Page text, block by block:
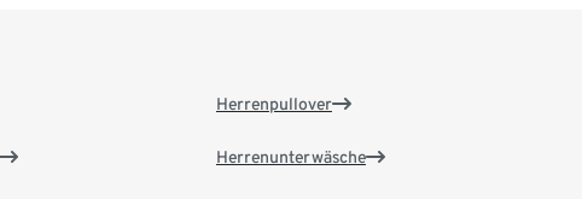
Herrenpullover
Herrenunterwäsche